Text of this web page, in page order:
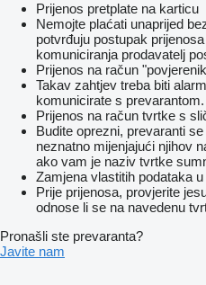
Prijenos pretplate na karticu
Nemojte plaćati unaprijed
potvrđuju postupak
komuniciranja prodavatelj
Prijenos na račun
Takav zahtjev treba biti
komunicirate s prevarantom.
Prijenos na račun tvrtke s
Budite oprezni, prevaranti
neznatno mijenjajući njihov
ako vam je naziv tvrtke
Zamjena vlastitih podataka
Prije prijenosa, provjerite
odnose li se na navedenu
Pronašli ste prevaranta?
Javite nam